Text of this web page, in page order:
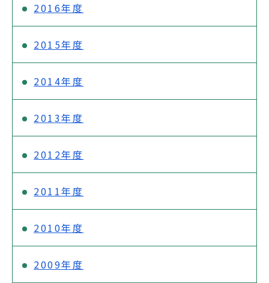
2016年度
2015年度
2014年度
2013年度
2012年度
2011年度
2010年度
2009年度